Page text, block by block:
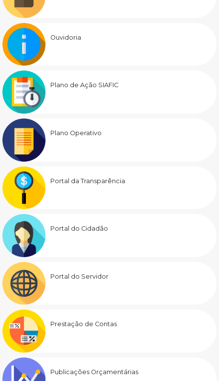
Ouvidoria
Plano de Ação SIAFIC
Plano Operativo
Portal da Transparência
Portal do Cidadão
Portal do Servidor
Prestação de Contas
Publicações Orçamentárias